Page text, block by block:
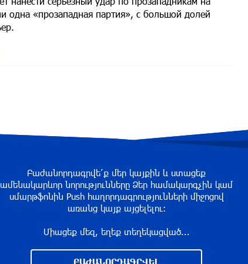
одна «прозападная партия», с большой долей
Բաժանորդագրվե՛ք մեր կայքին և ստացեք
ամենակարևոր նորությունները Ձեր համակարգչին կամ
սմարթֆոնին Push հաղորդագրությունների միջոցով
առանց կայք այցելելու։
Միացեք մեզ, եղեք տեղեկացված...
ԲԱԺԱՆՈՐԴԱԳՐՎԵԼ